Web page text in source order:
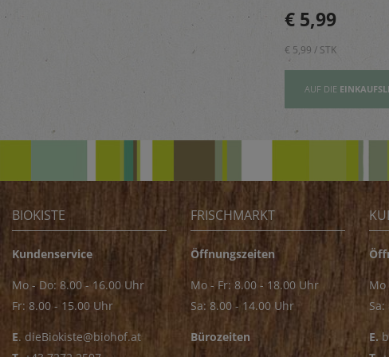
zum Verfeinern von z.B.
AUF DIE
vor.
€ 5,99
€ 5,99 / STK
AUF DIE
BIOKISTE
Kundenservice
Mo - Do: 8.00 - 16.00 Uhr
Fr: 8.00 - 15.00 Uhr
E. dieBiokiste@biohof.at
FRISCHMARKT
Öffnungszeiten
Mo - Fr: 8.00 - 18.00 Uhr
Sa: 8.00 - 14.00 Uhr
Bürozeiten
Mo
E.